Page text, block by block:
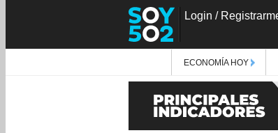
Login /
ECONOMÍA HOY